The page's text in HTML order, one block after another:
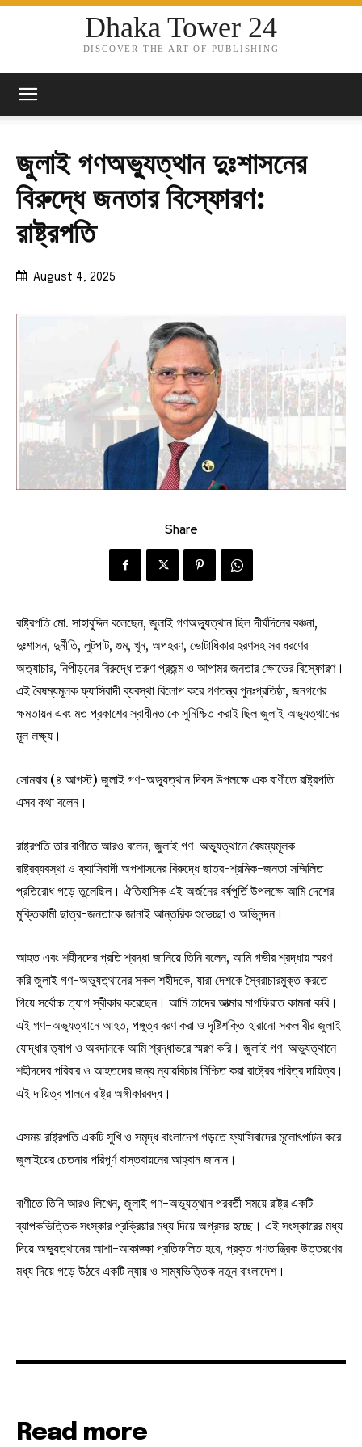
Dhaka Tower 24
DISCOVER THE ART OF PUBLISHING
জুলাই গণঅভ্যুত্থান দুঃশাসনের
বিরুদ্ধে জনতার বিস্ফোরণ:
রাষ্ট্রপতি
August 4, 2025
Share
রাষ্ট্রপতি মো. সাহাবুদ্দিন বলেছেন, জুলাই গণঅভ্যুত্থান ছিল দীর্ঘদিনের বঞ্চনা,
দুঃশাসন, দুর্নীতি, লুটপাট, গুম, খুন, অপহরণ, ভোটাধিকার হরণসহ সব ধরণের
অত্যাচার, নিপীড়নের বিরুদ্ধে তরুণ প্রজন্ম ও আপামর জনতার ক্ষোভের বিস্ফোরণ।
এই বৈষম্যমূলক ফ্যাসিবাদী ব্যবস্থা বিলোপ করে গণতন্ত্র পুনঃপ্রতিষ্ঠা, জনগণের
ক্ষমতায়ন এবং মত প্রকাশের স্বাধীনতাকে সুনিশ্চিত করাই ছিল জুলাই অভ্যুত্থানের
মূল লক্ষ্য।
সোমবার (৪ আগস্ট) জুলাই গণ-অভ্যুত্থান দিবস উপলক্ষে এক বাণীতে রাষ্ট্রপতি
এসব কথা বলেন।
রাষ্ট্রপতি তার বাণীতে আরও বলেন, জুলাই গণ-অভ্যুত্থানে বৈষম্যমূলক
রাষ্ট্রব্যবস্থা ও ফ্যাসিবাদী অপশাসনের বিরুদ্ধে ছাত্র-শ্রমিক-জনতা সম্মিলিত
প্রতিরোধ গড়ে তুলেছিল। ঐতিহাসিক এই অর্জনের বর্ষপূর্তি উপলক্ষে আমি দেশের
মুক্তিকামী ছাত্র-জনতাকে জানাই আন্তরিক শুভেচ্ছা ও অভিনন্দন।
আহত এবং শহীদদের প্রতি শ্রদ্ধা জানিয়ে তিনি বলেন, আমি গভীর শ্রদ্ধায় স্মরণ
করি জুলাই গণ-অভ্যুত্থানের সকল শহীদকে, যারা দেশকে স্বৈরাচারমুক্ত করতে
গিয়ে সর্বোচ্চ ত্যাগ স্বীকার করেছেন। আমি তাদের আত্মার মাগফিরাত কামনা করি।
এই গণ-অভ্যুত্থানে আহত, পঙ্গুত্ব বরণ করা ও দৃষ্টিশক্তি হারানো সকল বীর জুলাই
যোদ্ধার ত্যাগ ও অবদানকে আমি শ্রদ্ধাভরে স্মরণ করি। জুলাই গণ-অভ্যুত্থানে
শহীদদের পরিবার ও আহতদের জন্য ন্যায়বিচার নিশ্চিত করা রাষ্ট্রের পবিত্র দায়িত্ব।
এই দায়িত্ব পালনে রাষ্ট্র অঙ্গীকারবদ্ধ।
এসময় রাষ্ট্রপতি একটি সুখি ও সমৃদ্ধ বাংলাদেশ গড়তে ফ্যাসিবাদের মূলোৎপাটন করে
জুলাইয়ের চেতনার পরিপূর্ণ বাস্তবায়নের আহ্বান জানান।
বাণীতে তিনি আরও লিখেন, জুলাই গণ-অভ্যুত্থান পরবর্তী সময়ে রাষ্ট্র একটি
ব্যাপকভিত্তিক সংস্কার প্রক্রিয়ার মধ্য দিয়ে অগ্রসর হচ্ছে। এই সংস্কারের মধ্য
দিয়ে অভ্যুত্থানের আশা-আকাঙ্ক্ষা প্রতিফলিত হবে, প্রকৃত গণতান্ত্রিক উত্তরণের
মধ্য দিয়ে গড়ে উঠবে একটি ন্যায় ও সাম্যভিত্তিক নতুন বাংলাদেশ।
Read more